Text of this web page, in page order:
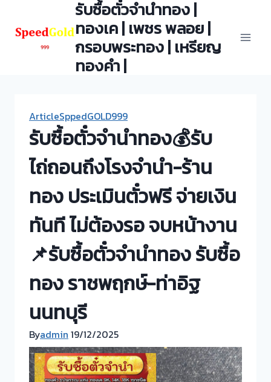
content
รับซื้อตั๋วจำนำทอง |
ทองเค | เพชร พลอย |
กรอบพระทอง | เหรียญ
ทองคำ |
ArticleSppedGOLD999
รับซื้อตั๋วจำนำทอง💰รับ
ไถ่ถอนถึงโรงจำนำ-ร้าน
ทอง ประเมินตั๋วฟรี จ่ายเงิน
ทันที ไม่ต้องรอ จบหน้างาน
📌รับซื้อตั๋วจำนำทอง รับซื้อ
ทอง ราชพฤกษ์-ท่าอิฐ
นนทบุรี
Byadmin 19/12/2025